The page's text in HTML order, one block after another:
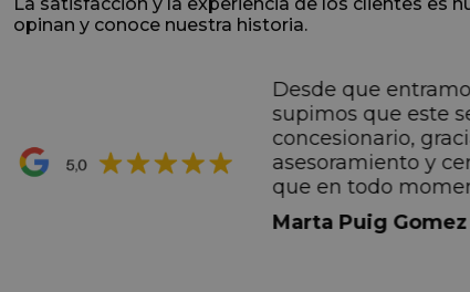
opinan y conoce nuestra historia.
premio de su vida.
por todo.
Desde que
supimos que este
concesionario,
asesoramiento y
que en todo
informando de
todos los pasos
Marta Puig Gomez